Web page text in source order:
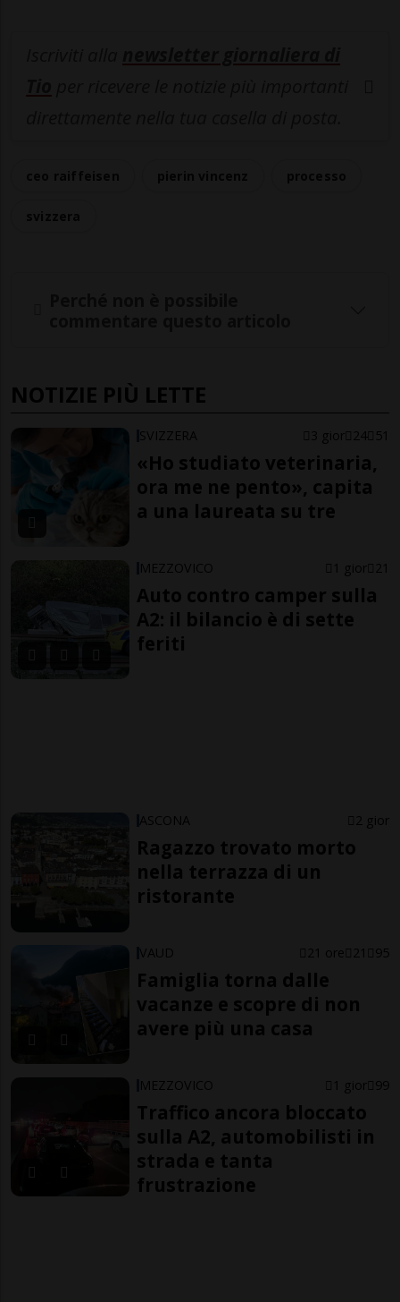
NOTIZIE PIÙ LETTE
SVIZZERA 3 gior 24 51
«Ho studiato veterinaria,
ora me ne pento», capita
a una laureata su tre
MEZZOVICO 1 gior 21
Auto contro camper sulla
A2: il bilancio è di sette
feriti
ASCONA 2 gior
Ragazzo trovato morto
nella terrazza di un
ristorante
VAUD 21 ore 21 95
Famiglia torna dalle
vacanze e scopre di non
avere più una casa
MEZZOVICO 1 gior 99
Traffico ancora bloccato
sulla A2, automobilisti in
strada e tanta
frustrazione